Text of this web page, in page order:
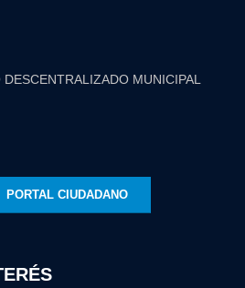
MUNICIPAL
PORTAL CIUDADANO